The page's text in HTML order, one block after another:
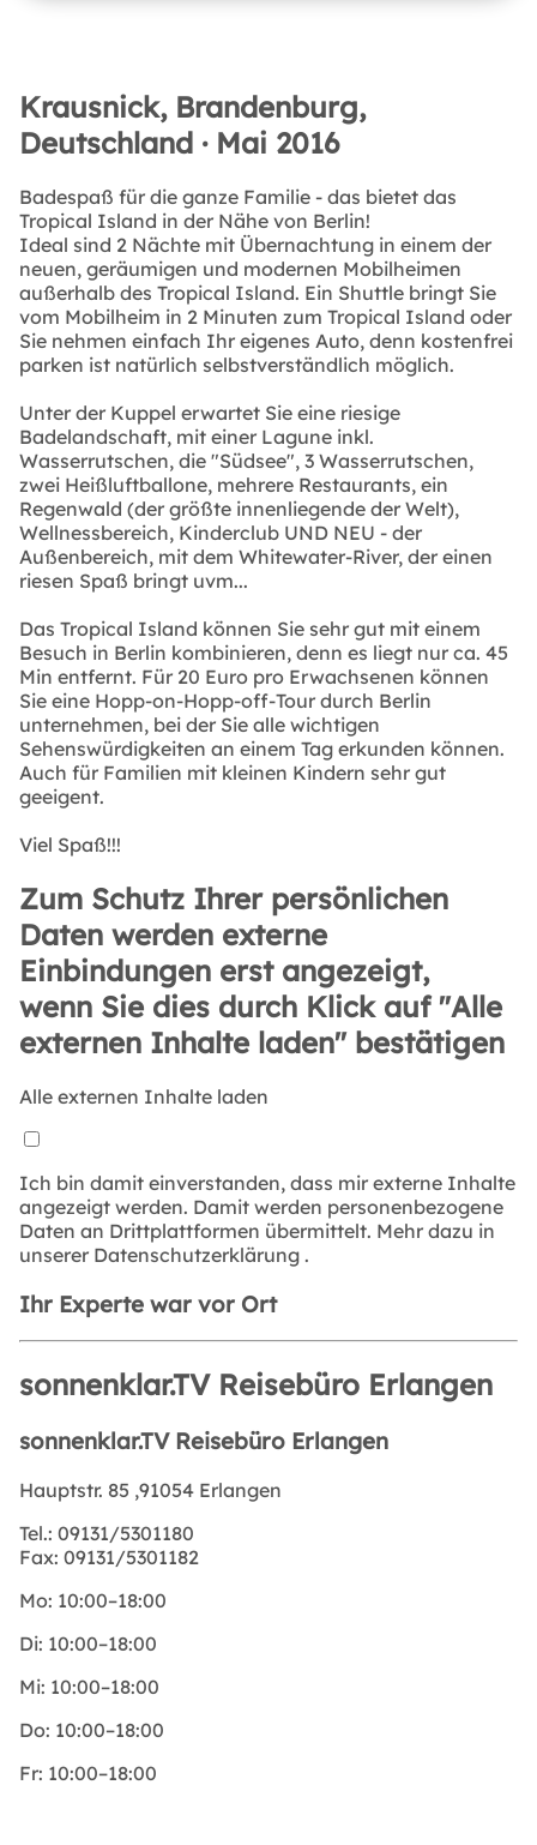
Krausnick, Brandenburg,
Deutschland · Mai 2016
Badespaß für die ganze Familie - das bietet das
Tropical Island in der Nähe von Berlin!
Ideal sind 2 Nächte mit Übernachtung in einem der
neuen, geräumigen und modernen Mobilheimen
außerhalb des Tropical Island. Ein Shuttle bringt Sie
vom Mobilheim in 2 Minuten zum Tropical Island oder
Sie nehmen einfach Ihr eigenes Auto, denn kostenfrei
parken ist natürlich selbstverständlich möglich.
Unter der Kuppel erwartet Sie eine riesige
Badelandschaft, mit einer Lagune inkl.
Wasserrutschen, die "Südsee", 3 Wasserrutschen,
zwei Heißluftballone, mehrere Restaurants, ein
Regenwald (der größte innenliegende der Welt),
Wellnessbereich, Kinderclub UND NEU - der
Außenbereich, mit dem Whitewater-River, der einen
riesen Spaß bringt uvm...
Das Tropical Island können Sie sehr gut mit einem
Besuch in Berlin kombinieren, denn es liegt nur ca. 45
Min entfernt. Für 20 Euro pro Erwachsenen können
Sie eine Hopp-on-Hopp-off-Tour durch Berlin
unternehmen, bei der Sie alle wichtigen
Sehenswürdigkeiten an einem Tag erkunden können.
Auch für Familien mit kleinen Kindern sehr gut
geeigent.
Viel Spaß!!!
Zum Schutz Ihrer persönlichen
Daten werden externe
Einbindungen erst angezeigt,
wenn Sie dies durch Klick auf "Alle
externen Inhalte laden" bestätigen
Alle externen Inhalte laden
Ich bin damit einverstanden, dass mir externe Inhalte
angezeigt werden. Damit werden personenbezogene
Daten an Drittplattformen übermittelt. Mehr dazu in
unserer Datenschutzerklärung .
Ihr Experte war vor Ort
sonnenklar.TV Reisebüro Erlangen
sonnenklar.TV Reisebüro Erlangen
Hauptstr. 85 ,91054 Erlangen
Tel.: 09131/5301180
Fax: 09131/5301182
Mo: 10:00–18:00
Di: 10:00–18:00
Mi: 10:00–18:00
Do: 10:00–18:00
Fr: 10:00–18:00